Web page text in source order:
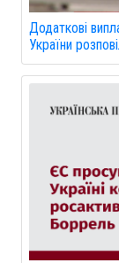
Додаткові
України